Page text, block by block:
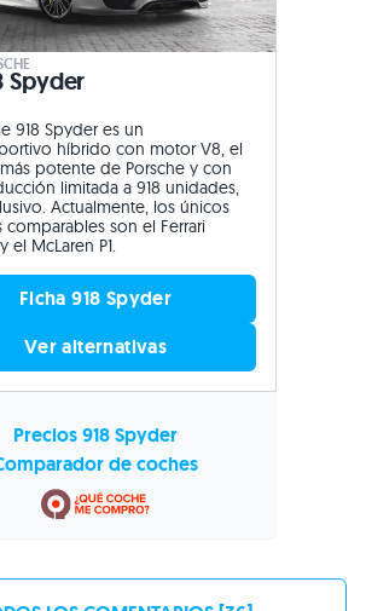
Spyder
918 Spyder es un
híbrido con motor V8, el
potente de Porsche y con
limitada a 918 unidades,
Actualmente, los únicos
son el Ferrari
el McLaren P1.
Ficha 918 Spyder
Ver alternativas
Precios 918 Spyder
de coches